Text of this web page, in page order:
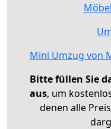
Mini Umzug von
Bitte füllen Sie
aus, um
denen alle